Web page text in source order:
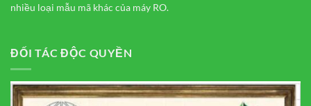
nhiều loại mẫu mã khác của máy RO.
ĐỐI TÁC ĐỘC QUYỀN